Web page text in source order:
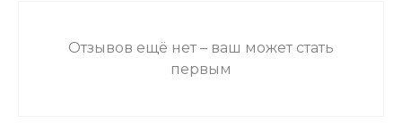
Отзывов ещё нет – ваш может стать
первым